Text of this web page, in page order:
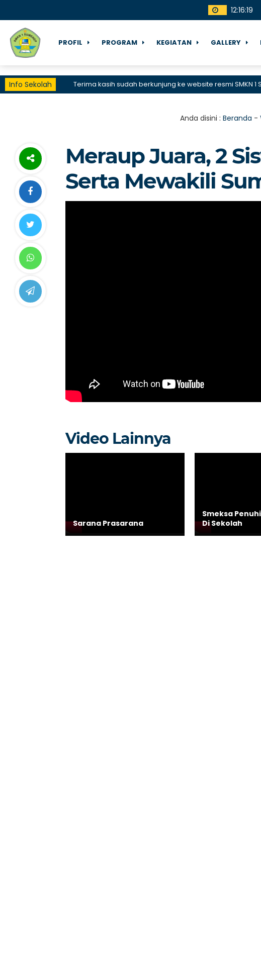
12:16:20
PROFIL PROGRAM KEGIATAN GALLERY
Info Sekolah Terima kasih sudah berkunjung ke website resmi SMKN 1
Anda disini : Beranda -
Meraup Juara, 2
Serta Mewakili
Video Lainnya
Sarana Prasarana
Smeksa
Di Sekolah